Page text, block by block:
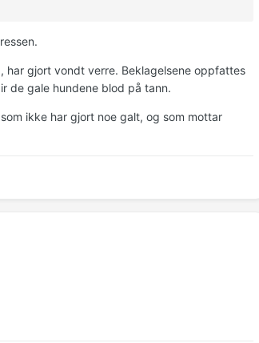
har gjort vondt verre. Beklagelsene oppfattes
de gale hundene blod på tann.
ikke har gjort noe galt, og som mottar